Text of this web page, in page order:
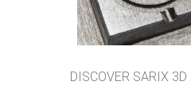
DISCOVER SARIX